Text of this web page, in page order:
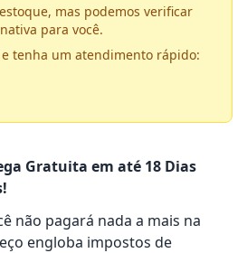
mas podemos verificar
para você.
tenha um atendimento rápido:
Gratuita em até 18 Dias
não pagará nada a mais na
engloba impostos de